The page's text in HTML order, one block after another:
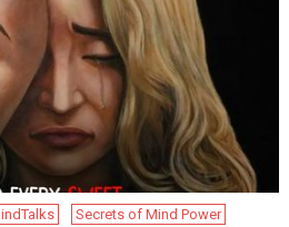
Secrets of Mind Power